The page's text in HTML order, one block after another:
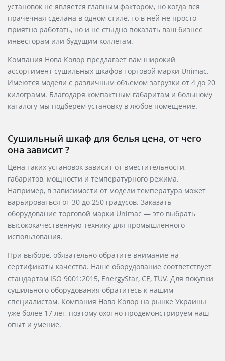
установок не является главным фактором, но когда вся
прачечная сделана в одном стиле, то в ней не просто
приятно работать, но и не стыдно показать ваш бизнес
инвесторам или будущим коллегам.
Компания Нова Колор предлагает вам широкий
ассортимент сушильных шкафов торговой марки Unimac.
Имеются модели с различным объемом загрузки от 4 до 20
килограмм. Благодаря компактным габаритам и большому
каталогу мы подберем установку в любое помещение.
Сушильный шкаф для белья цена, от чего
она зависит ?
Цена таких установок зависит от вместительности,
габаритов, мощности и температурного режима.
Например, в зависимости от модели температура может
варьироваться от 30 до 250 градусов. Заказать
оборудование торговой марки Unimac — это выбрать
высококачественную технику для промышленного
использования.
При выборе, обязательно обратите внимание на
сертификаты качества. Наше оборудование соответствует
стандартам ISO 9001:2015, EnergyStar, CE, TUV. Для покупки
сушильного оборудования обратитесь к нашим
специалистам. Компания Нова Колор на рынке Украины
уже более 17 лет, поэтому охотно продемонстрируем наш
опыт и умение.